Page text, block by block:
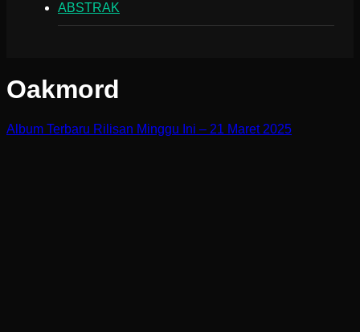
ABSTRAK
Oakmord
Album Terbaru Rilisan Minggu Ini – 21 Maret 2025